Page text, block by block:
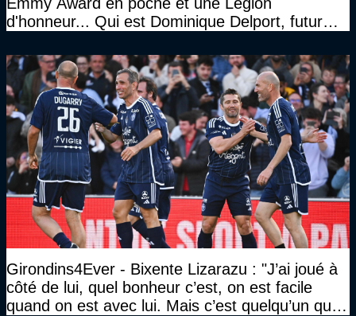
d'honneur... Qui est Dominique Delport, futur
Girondins4Ever - Bixente Lizarazu : "J’ai joué à
côté de lui, quel bonheur c’est, on est facile
quand on est avec lui. Mais c’est quelqu’un qui